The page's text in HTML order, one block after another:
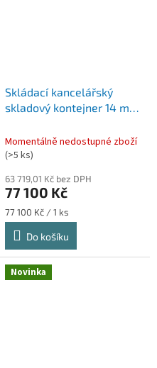
Skládací kancelářský
skladový kontejner 14 m²
Momentálně nedostupné zboží
(>5 ks)
63 719,01 Kč bez DPH
77 100 Kč
Měrná
cena:
77 100 Kč / 1 ks
Do košíku
Novinka